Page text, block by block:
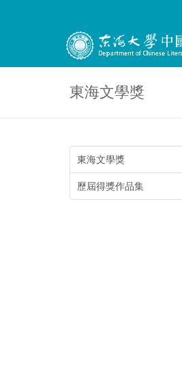
東海文學獎
東海文學獎
歷屆得獎作品集